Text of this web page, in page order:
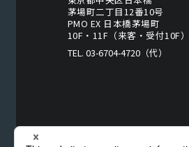
茅場町二丁目12番10号
PMO EX 日本橋茅場町
10F・11F（来客・受付10F）
TEL. 03-6704-4720（代）